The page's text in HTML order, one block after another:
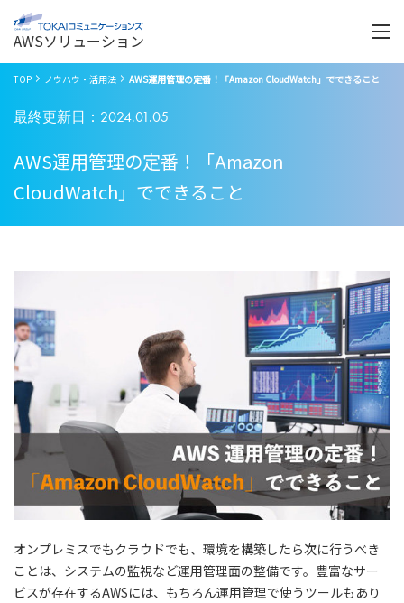
AWSソリューション
く
TOP ノウハウ・活用法 AWS運用管理の定番！「Amazon CloudWatch」でできること
最終更新日：2024.01.05
AWS運用管理の定番！「Amazon
CloudWatch」でできること
オンプレミスでもクラウドでも、環境を構築したら次に行うべき
ことは、システムの監視など運用管理面の整備です。豊富なサー
ビスが存在するAWSには、もちろん運用管理で使うツールもあり